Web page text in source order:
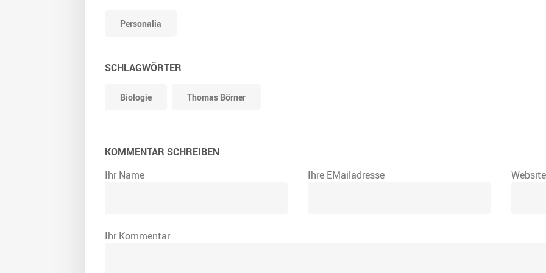
Personalia
SCHLAGWÖRTER
Biologie Thomas Börner
KOMMENTAR SCHREIBEN
Ihr Name
Ihre EMailadresse
Ihr Kommentar